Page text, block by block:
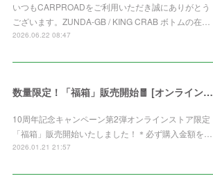
いつもCARPROADをご利用いただき誠にありがとう
ございます。ZUNDA-GB / KING CRAB ボトムの在…
2026.06.22 08:47
数量限定！「福箱」販売開始🧧 [オンライン限定]
10周年記念キャンペーン第2弾オンラインストア限定
「福箱」販売開始いたしました！＊必ず購入金額を…
2026.01.21 21:57